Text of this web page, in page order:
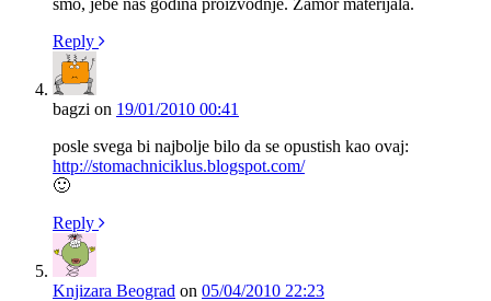
smo, jebe nas godina proizvodnje. Zamor materijala.
Reply
bagzi on 19/01/2010 00:41
posle svega bi najbolje bilo da se opustish kao ovaj:
http://stomachniciklus.blogspot.com/
🙂
Reply
Knjizara Beograd on 05/04/2010 22:23